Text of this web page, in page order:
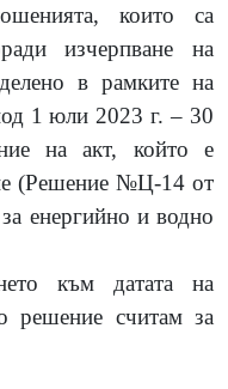
които са
изчерпване на
в рамките на
1 юли 2023 г. – 30
на акт, който е
(Решение №Ц-14 от
енергийно и водно
към датата на
решение считам за